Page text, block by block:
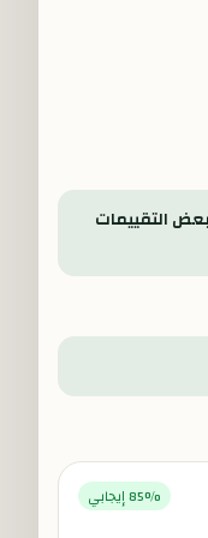
التقييمات
85% إيجابي